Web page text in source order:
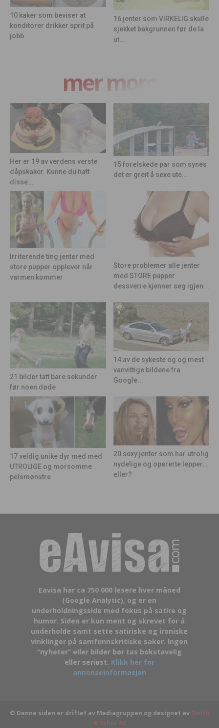
10 kaker som beviser at
konditorer drikker sprit på
jobb
16 jenter som VIRKELIG skulle
sjekket bakgrunnen før de la
ut...
mer moro
Her er 19 av verdens verste
dåpskaker. Kunne du hatt
disse...
15 forelskede par som synes
det er greit å sexe ute...
Irriterende ting jenter med
store pupper opplever når
varmen kommer
Store problemer alle jenter
med STORE pupper
dessverre kjenner seg igjen...
21 bilder tatt bare sekunder
før noen døde
14 av de sykeste og og mest
vanvittige bildene fra
Google...
17 veldig unike dyr med med
UTROLIGE og morsomme
pelsmønstre
20 sexy jenter som har utrolig
nydelige og opererte lepper…
eller?
Eavisa har ca 750 000 lesere hver måned
(Google Analytic), og er en
underholdningsside med fokus på satire og
humor. Siden er kun ment og skrevet for å
underholde samt sette satiriske og ironiske
vinklinger på samfunnskritiske saker. Ingen
“nyheter” eller bilder bør tas bokstavelig
eller seriøst. Klikk her for
annonseinformasjon
© Denne siden er driftet av Mediagruppen og designet av Smith
& Schur AS